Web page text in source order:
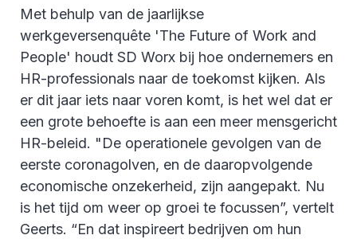
Met behulp van de jaarlijkse
werkgeversenquête 'The Future of Work and
People' houdt SD Worx bij hoe ondernemers en
HR-professionals naar de toekomst kijken. Als
er dit jaar iets naar voren komt, is het wel dat er
een grote behoefte is aan een meer mensgericht
HR-beleid. "De operationele gevolgen van de
eerste coronagolven, en de daaropvolgende
economische onzekerheid, zijn aangepakt. Nu
is het tijd om weer op groei te focussen”, vertelt
Geerts. “En dat inspireert bedrijven om hun